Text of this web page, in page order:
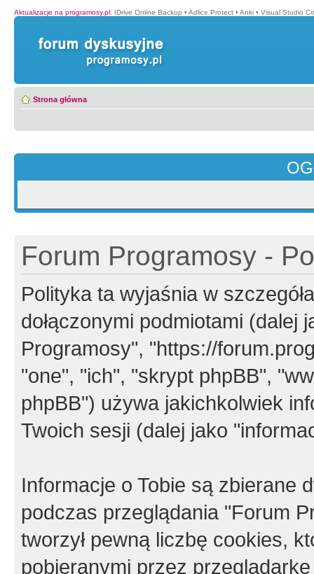
Aktualizacje na programosy.pl: IDrive Online Backup • Adlice Protect • Anki • Visual Studio
Strona główna
Forum Programosy -
Polityka ta wyjaśnia w
dołączonymi podmiotami (dalej
Programosy", "https://
"one", "ich", "skrypt phpBB",
phpBB") używa jakichkolwiek
Twoich sesji (dalej jako
Informacje o Tobie są zbierane
podczas przeglądania "Forum
tworzył pewną liczbę cookies,
pobieranymi przez